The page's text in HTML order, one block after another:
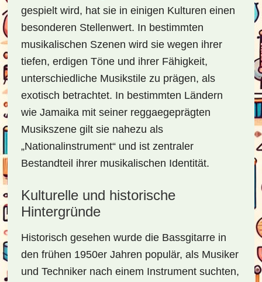
gespielt wird, hat sie in einigen Kulturen einen
besonderen Stellenwert. In bestimmten
musikalischen Szenen wird sie wegen ihrer
tiefen, erdigen Töne und ihrer Fähigkeit,
unterschiedliche Musikstile zu prägen, als
exotisch betrachtet. In bestimmten Ländern
wie Jamaika mit seiner reggaegeprägten
Musikszene gilt sie nahezu als
„Nationalinstrument“ und ist zentraler
Bestandteil ihrer musikalischen Identität.
Kulturelle und historische
Hintergründe
Historisch gesehen wurde die Bassgitarre in
den frühen 1950er Jahren populär, als Musiker
und Techniker nach einem Instrument suchten,